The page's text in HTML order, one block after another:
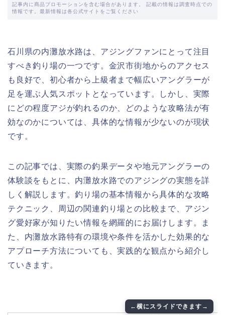
記事内に商品プロモーションを含む場合があります。 記載の情報は調査時点での
情報です。最新情報は各公式サイトをご覧ください
石川県の内灘放水路は、アジングファンにとって注目
すべき釣り場の一つです。金沢市街地からのアクセス
も良好で、初心者から上級者まで幅広いアングラーが
足を運ぶ人気スポットとなっています。しかし、実際
にどの程度アジが釣れるのか、どのような攻略法が有
効なのかについては、具体的な情報が少ないのが現状
です。
この記事では、実際の釣果データや地元アングラーの
体験談をもとに、内灘放水路でのアジングの実態を詳
しく解説します。釣り場の基本情報から具体的な攻略
テクニック、周辺の関連釣り場との比較まで、アジン
グ愛好家が知りたい情報を網羅的にお届けします。ま
た、内灘放水路特有の環境や条件を活かした効果的な
アプローチ方法についても、実践的な観点から紹介し
ていきます。